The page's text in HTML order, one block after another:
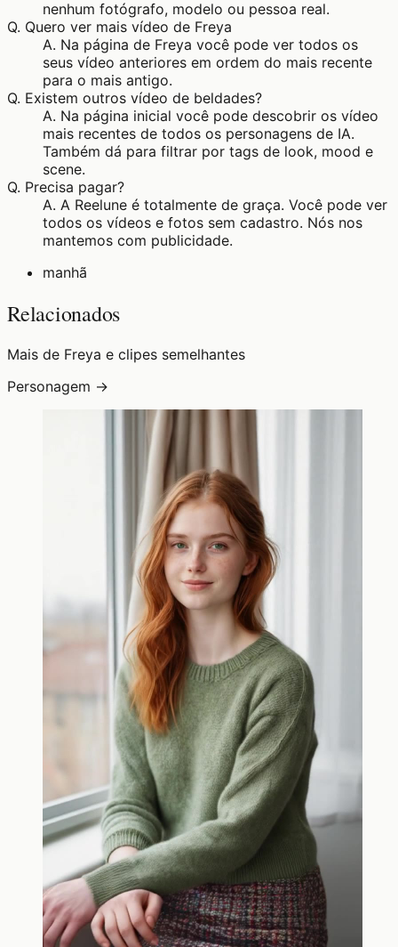
nenhum fotógrafo, modelo ou pessoa real.
Q. Quero ver mais vídeo de Freya
A. Na página de Freya você pode ver todos os
seus vídeo anteriores em ordem do mais recente
para o mais antigo.
Q. Existem outros vídeo de beldades?
A. Na página inicial você pode descobrir os vídeo
mais recentes de todos os personagens de IA.
Também dá para filtrar por tags de look, mood e
scene.
Q. Precisa pagar?
A. A Reelune é totalmente de graça. Você pode ver
todos os vídeos e fotos sem cadastro. Nós nos
mantemos com publicidade.
manhã
Relacionados
Mais de Freya e clipes semelhantes
Personagem →